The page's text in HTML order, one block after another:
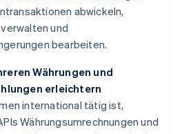
abwickeln,
und
bearbeiten.
Währungen und
erleichtern
international tätig ist,
Währungsumrechnungen und